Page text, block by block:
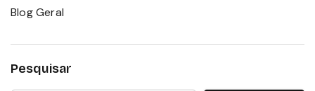
Blog Geral
Pesquisar